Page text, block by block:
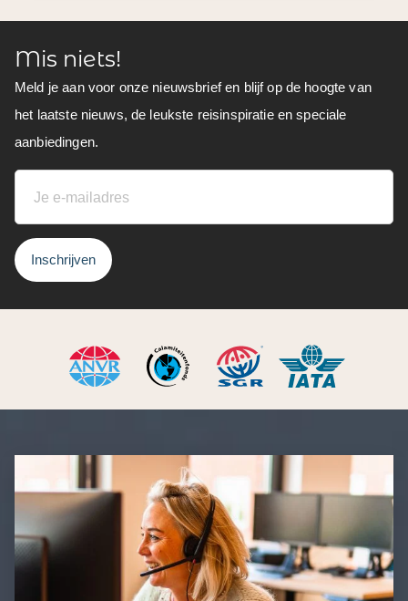
Mis niets!
Meld je aan voor onze nieuwsbrief en blijf op de hoogte van
het laatste nieuws, de leukste reisinspiratie en speciale
aanbiedingen.
Inschrijven